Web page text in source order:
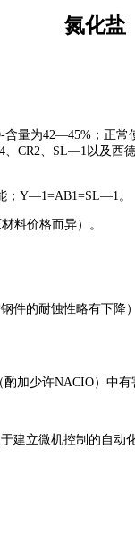
氮化盐
为42—45%；正常
CR2、SL—1以及
Y—1=AB1=SL—1。
料价格而异）。
的耐蚀性略有下
少许NACIO）中
立微机控制的自动化